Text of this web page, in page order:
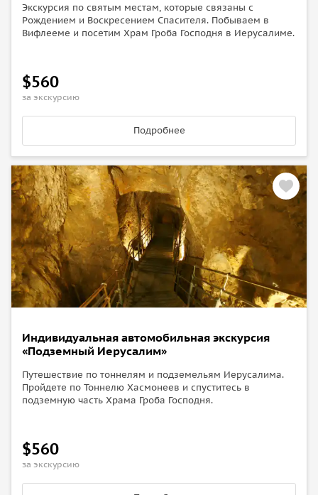
Экскурсия по святым местам, которые связаны с
Рождением и Воскресением Спасителя. Побываем в
Вифлееме и посетим Храм Гроба Господня в Иерусалиме.
$560
за экскурсию
Подробнее
Индивидуальная автомобильная экскурсия
«Подземный Иерусалим»
Путешествие по тоннелям и подземельям Иерусалима.
Пройдете по Тоннелю Хасмонеев и спуститесь в
подземную часть Храма Гроба Господня.
$560
за экскурсию